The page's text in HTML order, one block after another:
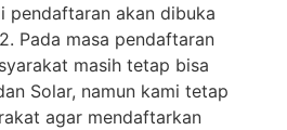
pendaftaran akan dibuka
Pada masa pendaftaran
masih tetap bisa
Solar, namun kami tetap
agar mendaftarkan